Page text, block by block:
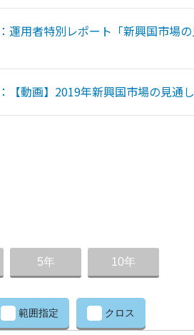
運用者特別レポート「新興国市場
【動画】2019年新興国市場の見通